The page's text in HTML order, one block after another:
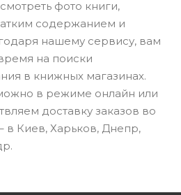
фото книги,
содержанием и
нашему сервису, вам
на поиски
в книжных магазинах.
можно в режиме онлайн или
доставку заказов во
в Киев, Харьков, Днепр,